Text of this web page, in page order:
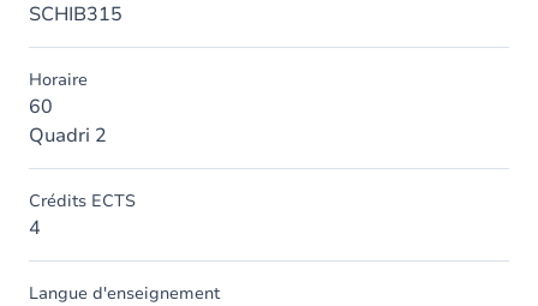
SCHIB315
Horaire
60
Quadri 2
Crédits ECTS
4
Langue d'enseignement